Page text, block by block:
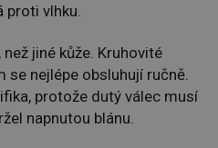
vlhku.
jiné kůže. Kruhovité
se nejlépe obsluhují ručně.
protože dutý válec musí
napnutou blánu.